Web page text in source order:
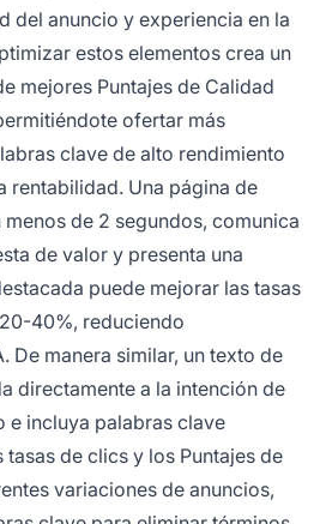
del anuncio y experiencia en la
estos elementos crea un
mejores Puntajes de Calidad
ofertar más
clave de alto rendimiento
rentabilidad. Una página de
de 2 segundos, comunica
de valor y presenta una
puede mejorar las tasas
40%, reduciendo
De manera similar, un texto de
directamente a la intención de
e incluya palabras clave
tasas de clics y los Puntajes de
variaciones de anuncios,